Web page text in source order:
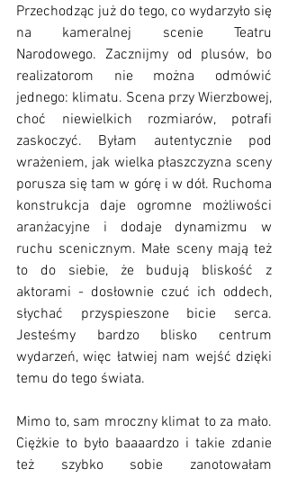
Przechodząc już do tego, co wydarzyło się
na kameralnej scenie Teatru
Narodowego. Zacznijmy od plusów, bo
realizatorom nie można odmówić
jednego: klimatu. Scena przy Wierzbowej,
choć niewielkich rozmiarów, potrafi
zaskoczyć. Byłam autentycznie pod
wrażeniem, jak wielka płaszczyzna sceny
porusza się tam w górę i w dół. Ruchoma
konstrukcja daje ogromne możliwości
aranżacyjne i dodaje dynamizmu w
ruchu scenicznym. Małe sceny mają też
to do siebie, że budują bliskość z
aktorami - dosłownie czuć ich oddech,
słychać przyspieszone bicie serca.
Jesteśmy bardzo blisko centrum
wydarzeń, więc łatwiej nam wejść dzięki
temu do tego świata.
Mimo to, sam mroczny klimat to za mało.
Ciężkie to było baaaardzo i takie zdanie
też szybko sobie zanotowałam